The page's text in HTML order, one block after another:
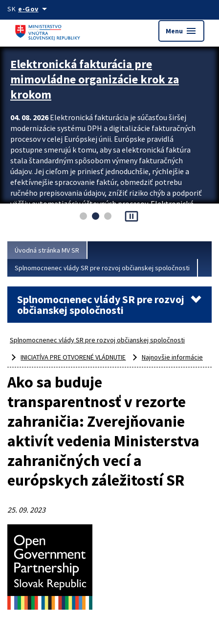
Preskocit na hlavný obsah
SK e-Govarrow_drop_down
Menu menu
Zastavit automatický posun upútavok
Elektronická fakturácia pre
mimovládne organizácie krok za
krokom
04. 08. 2026Elektronická fakturácia je súčasťou širšej
modernizácie systému DPH a digitalizácie fakturačných
procesov v celej Európskej únii. Európske pravidlá
postupne smerujú k tomu, aby sa elektronická faktúra
stala štandardným spôsobom výmeny fakturačných
údajov. Jej cieľom je priniesť jednoduchšie, rýchlejšie a
efektívnejšie spracovanie faktúr, obmedziť potrebu
ručného prepisovania údajov, znížiť riziko chýb a podporiť
väčšiu automatizáciu účtovných procesov. Elektronická
fakturácia preto nepredstavuje...
pause_presentation
Úvodná stránka MV SR
Splnomocnenec vlády SR pre rozvoj občianskej spoločnosti
Splnomocnenec vlády SR pre rozvoj
občianskej spoločnosti
Splnomocnenec vlády SR pre rozvoj občianskej spoločnosti
INICIATÍVA PRE OTVORENÉ VLÁDNUTIE
Najnovšie informácie
Ako sa buduje
transparentnosť v rezorte
zahraničia: Zverejňovanie
aktivít vedenia Ministerstva
zahraničných vecí a
európskych záležitostí SR
25. 09. 2023